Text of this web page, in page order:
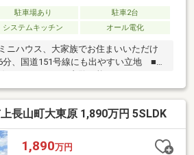
駐車場あり
駐車2台
システムキッチン オール電化
ニハウス、大家族でお住まいいただけ
、国道151号線にも出やすい立地 ■南
長山町大東原 1,890万円 5SLDK
1,890万円